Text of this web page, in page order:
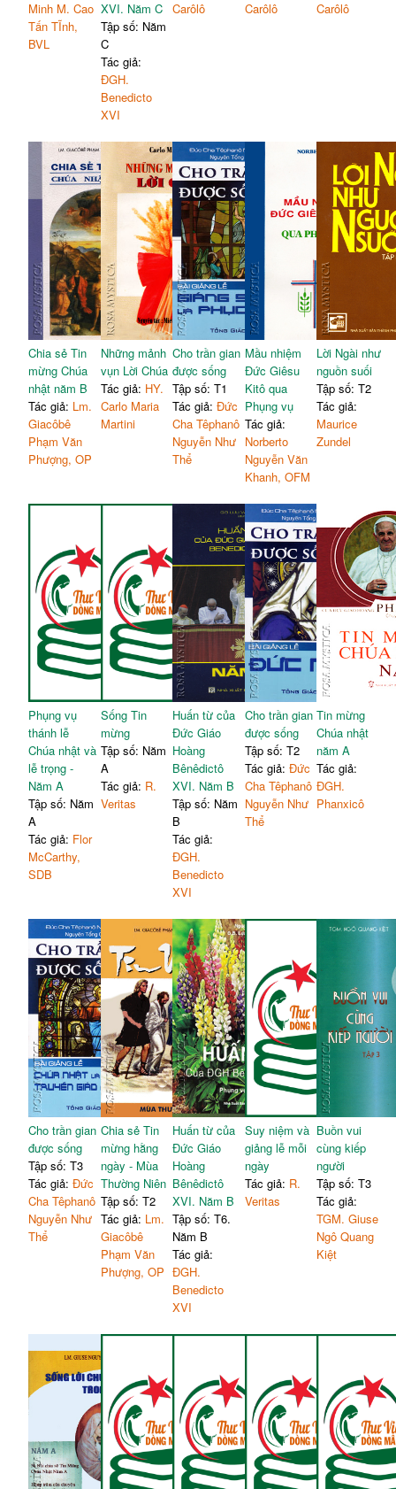
Minh M. Cao
Tấn TĨnh,
BVL
XVI. Năm C
Tập số: Năm
C
Tác giả:
ĐGH.
Benedicto
XVI
Carôlô Carôlô Carôlô
Chia sẻ Tin
mừng Chúa
nhật năm B
Tác giả: Lm.
Giacôbê
Phạm Văn
Phượng, OP
Những mảnh
vụn Lời Chúa
Tác giả: HY.
Carlo Maria
Martini
Cho trần gian
được sống
Tập số: T1
Tác giả:Đức
Cha Têphanô
Nguyễn Như
Thể
Mầu nhiệm
Đức Giêsu
Kitô qua
Phụng vụ
Tác giả:
Norberto
Nguyễn Văn
Khanh, OFM
Lời Ngài như
nguồn suối
Tập số: T2
Tác giả:
Maurice
Zundel
Phụng vụ
thánh lễ
Chúa nhật và
lễ trọng -
Năm A
Tập số: Năm
A
Tác giả: Flor
McCarthy,
SDB
Sống Tin
mừng
Tập số: Năm
A
Tác giả: R.
Veritas
Huấn từ của
Đức Giáo
Hoàng
Bênêdictô
XVI. Năm B
Tập số: Năm
B
Tác giả:
ĐGH.
Benedicto
XVI
Cho trần gian
được sống
Tập số: T2
Tác giả: Đức
Cha Têphanô
Nguyễn Như
Thể
Tin mừng
Chúa nhật
năm A
Tác giả:
ĐGH.
Phanxicô
Cho trần gian
được sống
Tập số: T3
Tác giả:Đức
Cha Têphanô
Nguyễn Như
Thể
Chia sẻ Tin
mừng hằng
ngày - Mùa
Thường Niên
Tập số: T2
Tác giả: Lm.
Giacôbê
Phạm Văn
Phượng, OP
Huấn từ của
Đức Giáo
Hoàng
Bênêdictô
XVI. Năm B
Tập số: T6.
Năm B
Tác giả:
ĐGH.
Benedicto
XVI
Suy niệm và
giảng lễ mỗi
ngày
Tác giả: R.
Veritas
Buồn vui
cùng kiếp
người
Tập số: T3
Tác giả:
TGM. Giuse
Ngô Quang
Kiệt